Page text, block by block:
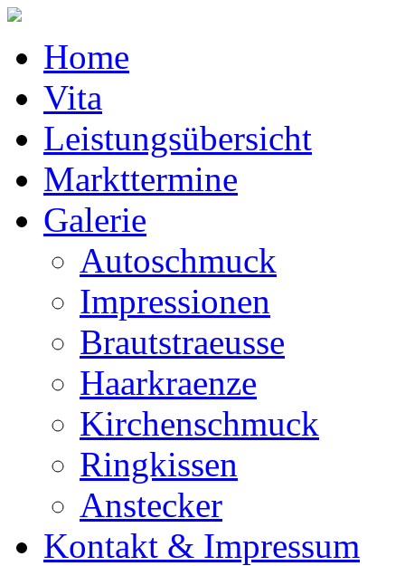
Home
Vita
Leistungsübersicht
Markttermine
Galerie
Autoschmuck
Impressionen
Brautstraeusse
Haarkraenze
Kirchenschmuck
Ringkissen
Anstecker
Kontakt & Impressum